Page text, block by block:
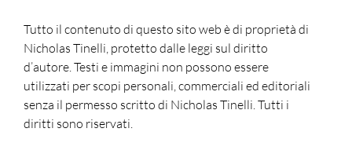
Tutto il contenuto di questo sito web è di proprietà di
Nicholas Tinelli, protetto dalle leggi sul diritto
d’autore. Testi e immagini non possono essere
utilizzati per scopi personali, commerciali ed editoriali
senza il permesso scritto di Nicholas Tinelli. Tutti i
diritti sono riservati.